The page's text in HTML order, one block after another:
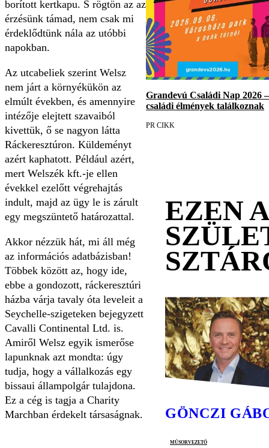
borított kertkapu. S rögtön az az
érzésünk támad, nem csak mi
érdeklődtünk nála az utóbbi
napokban.
Az utcabeliek szerint Welsz
nem járt a környékükön az
elmúlt években, és amennyire
intézője elejtett szavaiból
kivettük, ő se nagyon látta
Ráckeresztúron. Küldeményt
azért kaphatott. Például azért,
mert Welszék kft.-je ellen
évekkel ezelőtt végrehajtás
indult, majd az ügy le is zárult
egy megszüntető határozattal.
Akkor nézzük hát, mi áll még
az információs adatbázisban!
Többek között az, hogy ide,
ebbe a gondozott, ráckeresztúri
házba várja tavaly óta leveleit a
Seychelle-szigeteken bejegyzett
Cavalli Continental Ltd. is.
Amiről Welsz egyik ismerőse
lapunknak azt mond­ta: úgy
tudja, hogy a vállalkozás egy
bissaui állampolgár tulajdona.
Ez a cég is tagja a Charity
Marchban érdekelt társaságnak.
Grandevú Családi Nap 2026
családi élmények találkoznak
PR CIKK
EZEN
GÖNCZI
műsorvezető